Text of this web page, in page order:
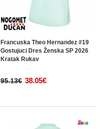
Francuska Theo Hernandez #19
Gostujuci Dres Ženska SP 2026
Kratak Rukav
95.13€ 38.05€